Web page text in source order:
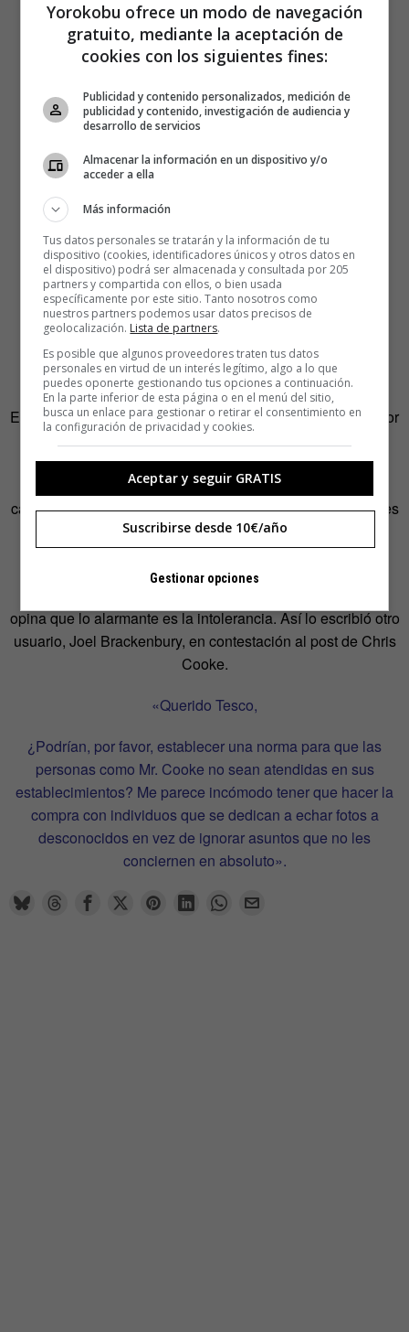
El alarmismo al ver a una persona en pijama caminando por
la calle tiene pocos fundamentos. Puede que, muy al
contrario de lo que algunos piensan, sea algo necesario
para que esta prenda sobreviva. Hace años que las
camisetas publicitarias de algodón, las bragas, los calzones
y la desnudez se convirtieron en algo habitual como
atuendo para dormir.
opina que lo alarmante es la intolerancia. Así lo escribió otro
usuario, Joel Brackenbury, en contestación al post de Chris
Cooke.
«Querido Tesco,
¿Podrían, por favor, establecer una norma para que las
personas como Mr. Cooke no sean atendidas en sus
establecimientos? Me parece incómodo tener que hacer la
compra con individuos que se dedican a echar fotos a
desconocidos en vez de ignorar asuntos que no les
conciernen en absoluto».
Yorokobu ofrece un modo de navegación
gratuito, mediante la aceptación de
cookies con los siguientes fines:
Publicidad y contenido personalizados, medición de
publicidad y contenido, investigación de audiencia y
desarrollo de servicios
Almacenar la información en un dispositivo y/o
acceder a ella
Más información
Tus datos personales se tratarán y la información de tu
dispositivo (cookies, identificadores únicos y otros datos en
el dispositivo) podrá ser almacenada y consultada por 205
partners y compartida con ellos, o bien usada
específicamente por este sitio. Tanto nosotros como
nuestros partners podemos usar datos precisos de
geolocalización. Lista de partners.
Es posible que algunos proveedores traten tus datos
personales en virtud de un interés legítimo, algo a lo que
puedes oponerte gestionando tus opciones a continuación.
En la parte inferior de esta página o en el menú del sitio,
busca un enlace para gestionar o retirar el consentimiento en
la configuración de privacidad y cookies.
Aceptar y seguir GRATIS
Suscribirse desde 10€/año
Gestionar opciones